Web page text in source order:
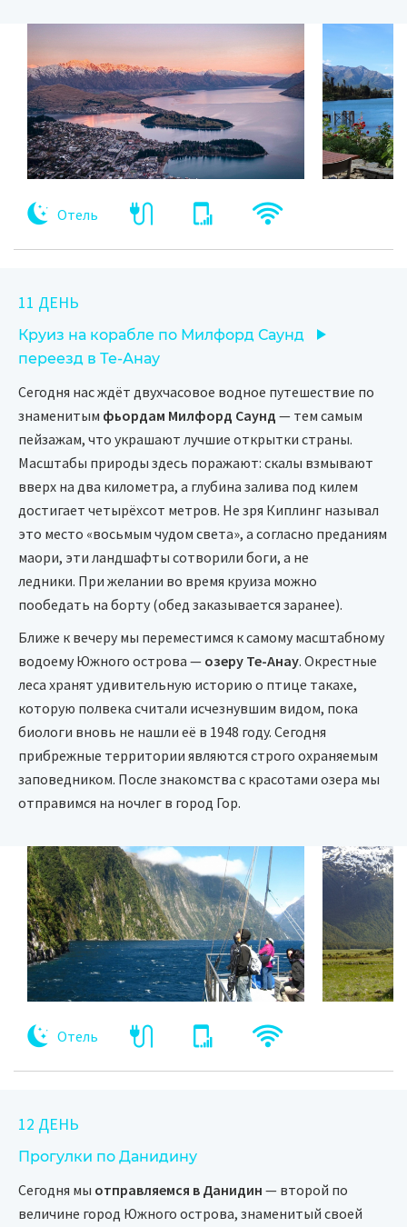
Отель
11 ДЕНЬ
Круиз на корабле по Милфорд Саунд
переезд в Те-Анау
Сегодня нас ждёт двухчасовое водное путешествие по
знаменитым фьордам Милфорд Саунд — тем самым
пейзажам, что украшают лучшие открытки страны.
Масштабы природы здесь поражают: скалы взмывают
вверх на два километра, а глубина залива под килем
достигает четырёхсот метров. Не зря Киплинг называл
это место «восьмым чудом света», а согласно преданиям
маори, эти ландшафты сотворили боги, а не
ледники. При желании во время круиза можно
пообедать на борту (обед заказывается заранее).
Ближе к вечеру мы переместимся к самому масштабному
водоему Южного острова — озеру Те-Анау. Окрестные
леса хранят удивительную историю о птице такахе,
которую полвека считали исчезнувшим видом, пока
биологи вновь не нашли её в 1948 году. Сегодня
прибрежные территории являются строго охраняемым
заповедником. После знакомства с красотами озера мы
отправимся на ночлег в город Гор.
Отель
12 ДЕНЬ
Прогулки по Данидину
Сегодня мы отправляемся в Данидин — второй по
величине город Южного острова, знаменитый своей